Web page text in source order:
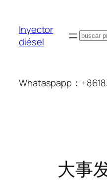
Inyector
diésel
搜
Whataspapp：
大事